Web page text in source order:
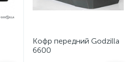
Кофр передний Godzilla
6600